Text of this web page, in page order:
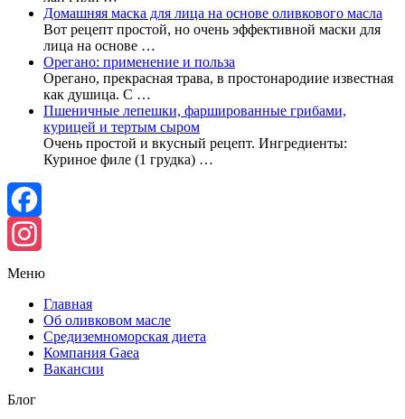
Домашняя маска для лица на основе оливкового масла
Вот рецепт простой, но очень эффективной маски для
лица на основе …
Орегано: применение и польза
Орегано, прекрасная трава, в простонародиие известная
как душица. С …
Пшеничные лепешки, фаршированные грибами,
курицей и тертым сыром
Очень простой и вкусный рецепт. Ингредиенты:
Куриное филе (1 грудка) …
Facebook
Instagram
Меню
Главная
Об оливковом масле
Средиземноморская диета
Компания Gaea
Вакансии
Блог